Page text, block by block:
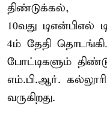
திண்டுக்கல்,
10வது டிஎன்பிஎல்
4ம் தேதி
போட்டிகளும்
எம்.பி.ஆர்.
வருகிறது.